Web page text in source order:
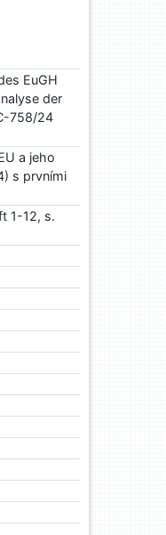
EuGH
der
758/24
a jeho
s prvními
1-12, s.